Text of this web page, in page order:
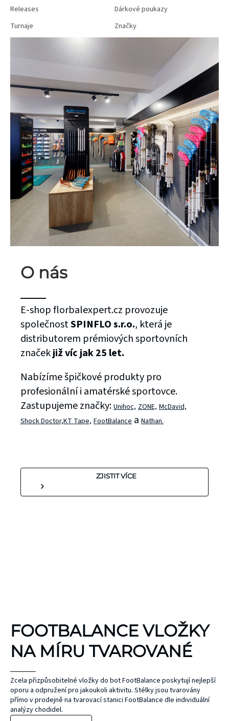
Releases
Turnaje
Dárkové poukazy
Značky
O nás
E-shop florbalexpert.cz provozuje
společnostSPINFLO s.r.o., která je
distributorem prémiových sportovních
značekjiž víc jak 25 let.
Nabízíme špičkové produkty pro
profesionální i amatérské sportovce.
Zastupujeme značky: Unihoc, ZONE, McDavid,
Shock Doctor,KT Tape, FootBalance a Nathan.
ZJISTIT VÍCE
FOOTBALANCE VLOŽKY
NA MÍRU TVAROVANÉ
Zcela přizpůsobitelné vložky do bot FootBalance poskytují nejlepší
oporu a odpružení pro jakoukoli aktivitu. Stélky jsou tvarovány
přímo v prodejně na tvarovací stanici FootBalance dle individuální
analýzy chodidel.
UNIHOC
MAX
ČEPEL
ZONE
KINEZIOLOGICKÉ
TEJPY
KT TAPE
bez latexu a
přírodního